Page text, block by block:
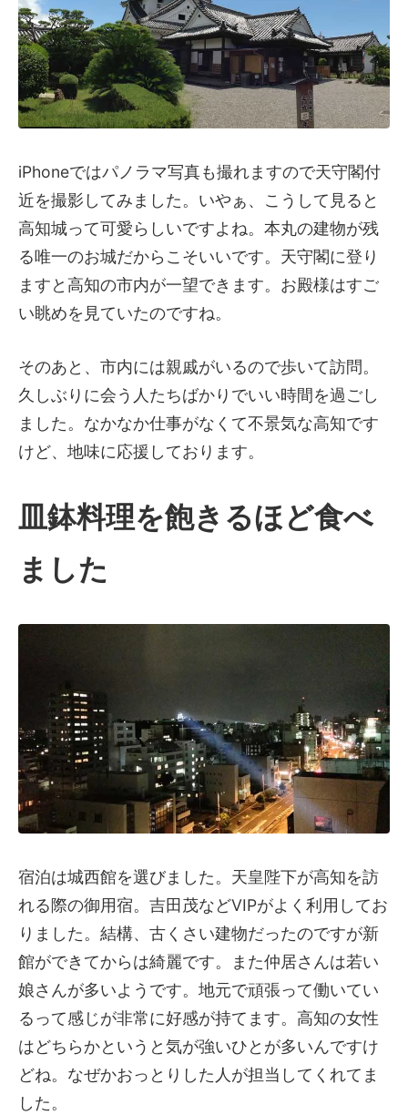
iPhoneではパノラマ写真も撮れますので天守閣付
近を撮影してみました。いやぁ、こうして見ると
高知城って可愛らしいですよね。本丸の建物が残
る唯一のお城だからこそいいです。天守閣に登り
ますと高知の市内が一望できます。お殿様はすご
い眺めを見ていたのですね。
そのあと、市内には親戚がいるので歩いて訪問。
久しぶりに会う人たちばかりでいい時間を過ごし
ました。なかなか仕事がなくて不景気な高知です
けど、地味に応援しております。
皿鉢料理を飽きるほど食べ
ました
宿泊は城西館を選びました。天皇陛下が高知を訪
れる際の御用宿。吉田茂などVIPがよく利用してお
りました。結構、古くさい建物だったのですが新
館ができてからは綺麗です。また仲居さんは若い
娘さんが多いようです。地元で頑張って働いてい
るって感じが非常に好感が持てます。高知の女性
はどちらかというと気が強いひとが多いんですけ
どね。なぜかおっとりした人が担当してくれてま
した。